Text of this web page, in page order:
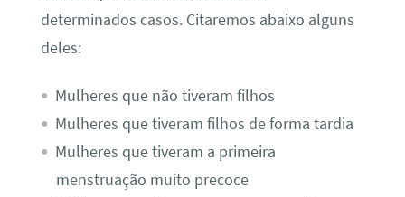
determinados casos. Citaremos abaixo alguns
deles:
Mulheres que não tiveram filhos
Mulheres que tiveram filhos de forma tardia
Mulheres que tiveram a primeira
menstruação muito precoce